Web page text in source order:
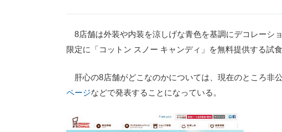
8店舗は外装や内装を涼しげな青色を基調にデコレーシ
限定に「コットン スノー キャンディ」を無料提供する試
肝心の8店舗がどこなのかについては、現在のところ非
ページなどで発表することになっている。